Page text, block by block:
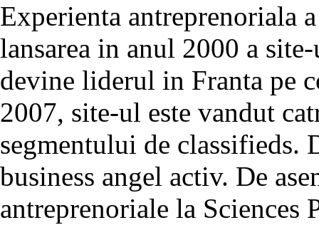
Experienta antreprenoriala
lansarea in anul 2000 a
devine liderul in Franta pe
2007, site-ul este vandut
segmentului de classifieds.
business angel activ. De
antreprenoriale la Sciences